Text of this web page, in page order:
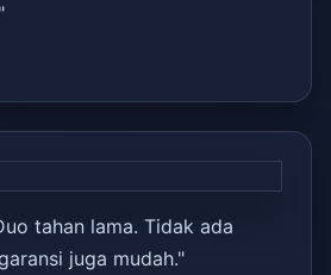
tahan lama. Tidak ada
juga mudah."